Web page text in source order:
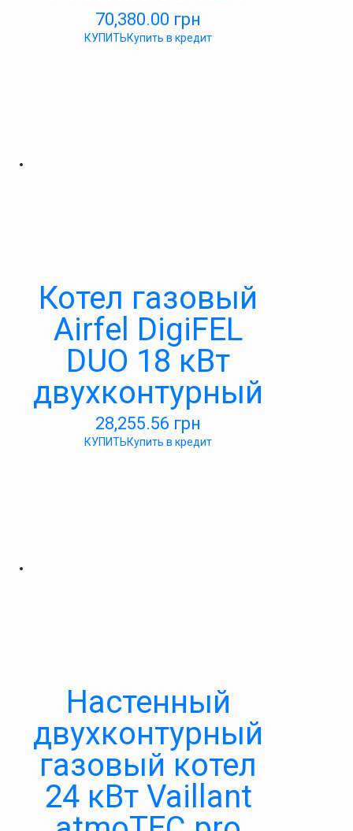
70,380.00 грн
КУПИТЬКупить в кредит
Котел газовый
Airfel DigiFEL
DUO 18 кВт
двухконтурный
28,255.56 грн
КУПИТЬКупить в кредит
Настенный
двухконтурный
газовый котел
24 кВт Vaillant